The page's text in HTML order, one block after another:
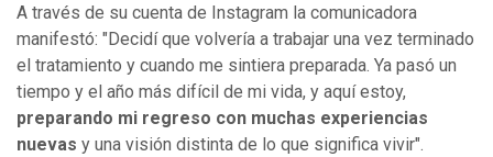
A través de su cuenta de Instagram la comunicadora
manifestó: "Decidí que volvería a trabajar una vez terminado
el tratamiento y cuando me sintiera preparada. Ya pasó un
tiempo y el año más difícil de mi vida, y aquí estoy,
preparando mi regreso con muchas experiencias
nuevas y una visión distinta de lo que significa vivir".